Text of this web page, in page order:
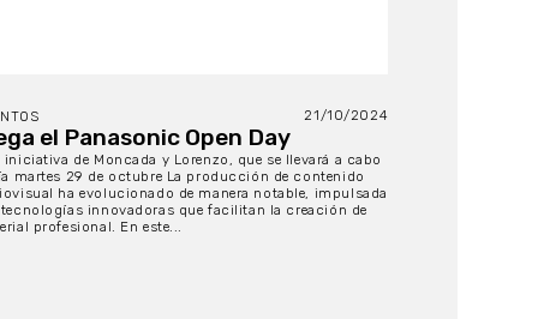
21/10/2024
el Panasonic Open Day
iniciativa de Moncada y Lorenzo, que se llevará a cabo
martes 29 de octubre La producción de contenido
ha evolucionado de manera notable, impulsada
innovadoras que facilitan la creación de
profesional. En este...